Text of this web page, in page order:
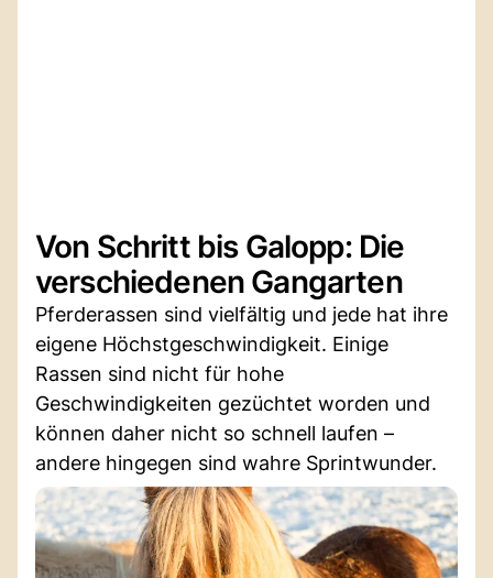
Von Schritt bis Galopp: Die
verschiedenen Gangarten
Pferderassen sind vielfältig und jede hat ihre
eigene Höchstgeschwindigkeit. Einige
Rassen sind nicht für hohe
Geschwindigkeiten gezüchtet worden und
können daher nicht so schnell laufen –
andere hingegen sind wahre Sprintwunder.